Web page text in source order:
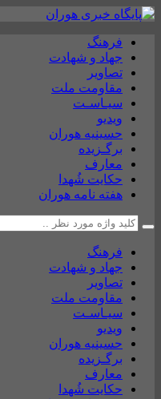
فرهنگ
جهاد و شهادت
تصاویر
مقاومت ملت
سیـاسـت
ویدیو
حسینیه هوران
برگـزیده
معارف
حکایت شُهدا
هفته نامه هوران
فرهنگ
جهاد و شهادت
تصاویر
مقاومت ملت
سیـاسـت
ویدیو
حسینیه هوران
برگـزیده
معارف
حکایت شُهدا